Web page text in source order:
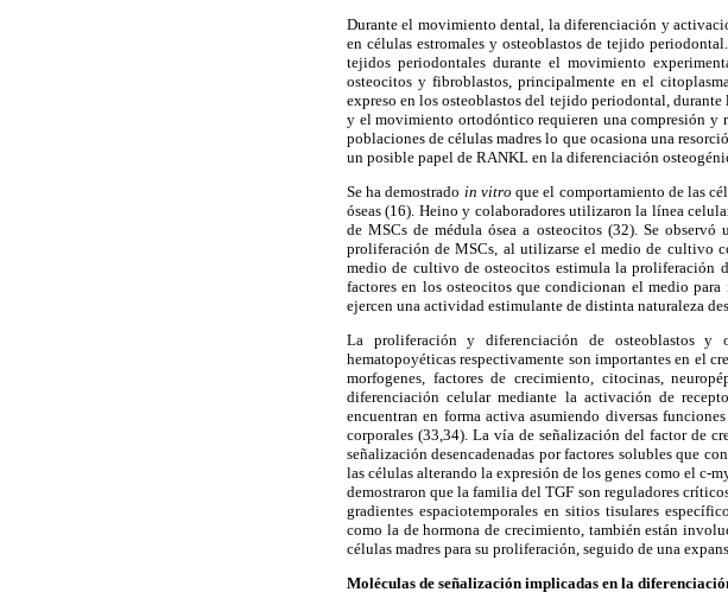
Durante el movimiento dental, la diferenciación y
en células estromales y osteoblastos de tejido
tejidos periodontales durante el movimiento
osteocitos y fibroblastos, principalmente en el
expreso en los osteoblastos del tejido periodontal,
y el movimiento ortodóntico requieren una compresión
poblaciones de células madres lo que ocasiona una
un posible papel de RANKL en la diferenciación
Se ha demostrado in vitro que el comportamiento de las
óseas (16). Heino y colaboradores utilizaron la línea
de MSCs de médula ósea a osteocitos (32). Se
proliferación de MSCs, al utilizarse el medio de cultivo
medio de cultivo de osteocitos estimula la proliferación
factores en los osteocitos que condicionan el medio
ejercen una actividad estimulante de distinta naturaleza
La proliferación y diferenciación de osteoblastos y
hematopoyéticas respectivamente son importantes en el
morfogenes, factores de crecimiento, citocinas,
diferenciación celular mediante la activación de
encuentran en forma activa asumiendo diversas
corporales (33,34). La vía de señalización del factor de
señalización desencadenadas por factores solubles que
las células alterando la expresión de los genes como el c-
demostraron que la familia del TGF son reguladores
gradientes espaciotemporales en sitios tisulares
como la de hormona de crecimiento, también están
células madres para su proliferación, seguido de una
Moléculas de señalización implicadas en la